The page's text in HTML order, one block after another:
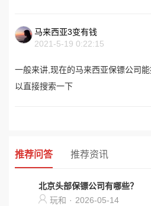
马来西亚3变有钱
2021-5-19 0:22:15
一般来讲,现在的马来西亚保镖公司
以直接搜索一下
推荐问答 推荐资讯
北京头部保镖公司有哪些？
玩和 · 2026-05-14